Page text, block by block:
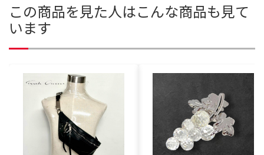
この商品を見た人はこんな商品も見て
います